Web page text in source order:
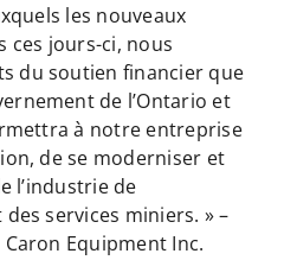
les nouveaux
ces jours-ci, nous
du soutien financier que
de l’Ontario et
à notre entreprise
de se moderniser et
l’industrie de
services miniers. » –
Equipment Inc.